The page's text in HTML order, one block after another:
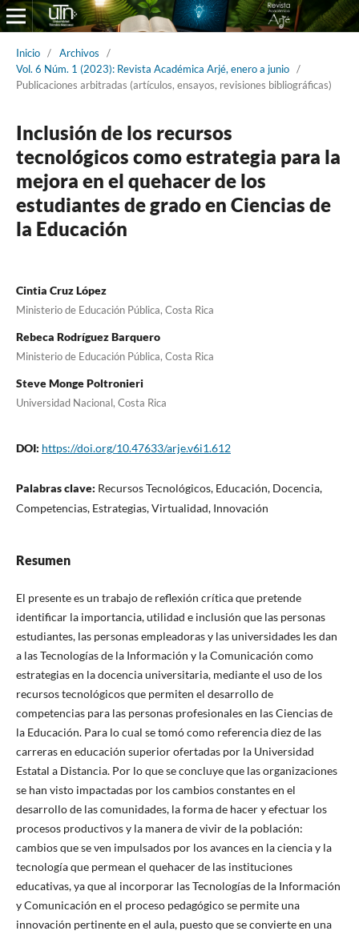
Inicio / Archivos
/
Vol. 6 Núm. 1 (2023): Revista Académica Arjé, enero a junio /
Publicaciones arbitradas (artículos, ensayos, revisiones bibliográficas)
Inclusión de los recursos
tecnológicos como estrategia para la
mejora en el quehacer de los
estudiantes de grado en Ciencias de
la Educación
Cintia Cruz López
Ministerio de Educación Pública, Costa Rica
Rebeca Rodríguez Barquero
Ministerio de Educación Pública, Costa Rica
Steve Monge Poltronieri
Universidad Nacional, Costa Rica
DOI: https://doi.org/10.47633/arje.v6i1.612
Palabras clave: Recursos Tecnológicos, Educación, Docencia,
Competencias, Estrategias, Virtualidad, Innovación
Resumen
El presente es un trabajo de reflexión crítica que pretende
identificar la importancia, utilidad e inclusión que las personas
estudiantes, las personas empleadoras y las universidades les dan
a las Tecnologías de la Información y la Comunicación como
estrategias en la docencia universitaria, mediante el uso de los
recursos tecnológicos que permiten el desarrollo de
competencias para las personas profesionales en las Ciencias de
la Educación. Para lo cual se tomó como referencia diez de las
carreras en educación superior ofertadas por la Universidad
Estatal a Distancia. Por lo que se concluye que las organizaciones
se han visto impactadas por los cambios constantes en el
desarrollo de las comunidades, la forma de hacer y efectuar los
procesos productivos y la manera de vivir de la población:
cambios que se ven impulsados por los avances en la ciencia y la
tecnología que permean el quehacer de las instituciones
educativas, ya que al incorporar las Tecnologías de la Información
y Comunicación en el proceso pedagógico se permite una
innovación pertinente en el aula, puesto que se convierte en una